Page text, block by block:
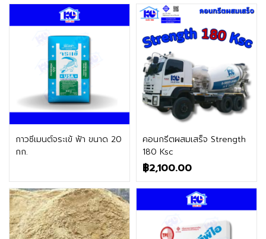
กาวซีเมนต์จระเข้ ฟ้า ขนาด 20
กก.
ติดต่อฝ่ายขาย
คอนกรีตผสมเสร็จ Strength
180 Ksc
฿2,100.00
ติดต่อฝ่ายขาย